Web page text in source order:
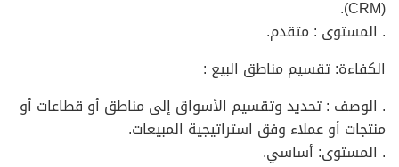
. المستوى : متقدم.
الكفاءة: تقسيم مناطق البيع :
. الوصف : تحديد وتقسيم الأسواق إلى مناطق أو قطاعات أو
منتجات أو عملاء وفق استراتيجية المبيعات.
. المستوى: أساسي.